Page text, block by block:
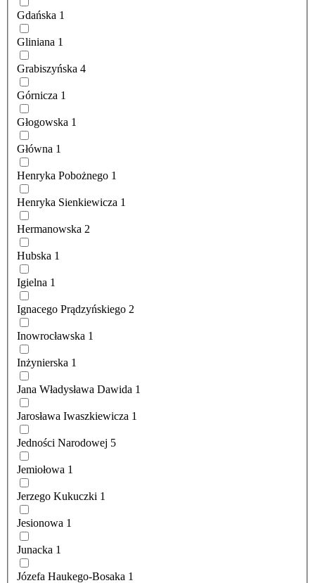
Gdańska 1
Gliniana 1
Grabiszyńska 4
Górnicza 1
Głogowska 1
Główna 1
Henryka Pobożnego 1
Henryka Sienkiewicza 1
Hermanowska 2
Hubska 1
Igielna 1
Ignacego Prądzyńskiego 2
Inowrocławska 1
Inżynierska 1
Jana Władysława Dawida 1
Jarosława Iwaszkiewicza 1
Jedności Narodowej 5
Jemiołowa 1
Jerzego Kukuczki 1
Jesionowa 1
Junacka 1
Józefa Haukego-Bosaka 1